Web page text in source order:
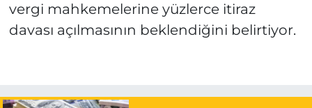
vergi mahkemelerine yüzlerce itiraz
davası açılmasının beklendiğini belirtiyor.